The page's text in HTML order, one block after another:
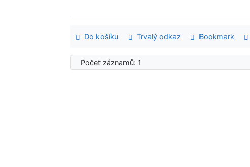
Do košíku Trvalý odkaz Bookmark
Počet záznamů: 1